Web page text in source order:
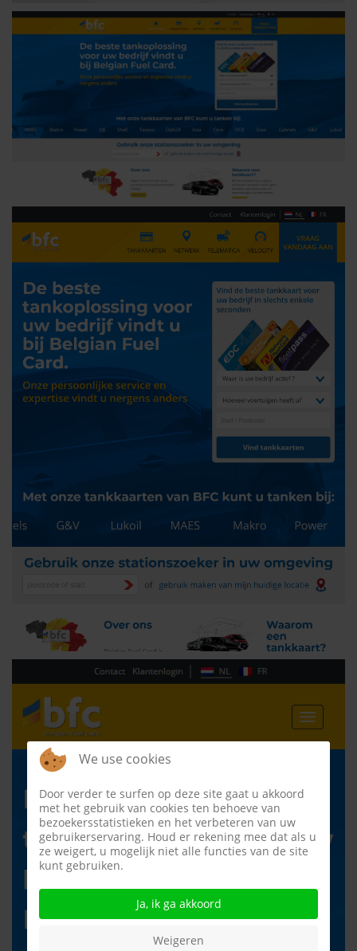
We use cookies
Door verder te surfen op deze site gaat u akkoord
met het gebruik van cookies ten behoeve van
bezoekersstatistieken en het verbeteren van uw
gebruikerservaring. Houd er rekening mee dat als u
ze weigert, u mogelijk niet alle functies van de site
kunt gebruiken.
Ja, ik ga akkoord
Weigeren